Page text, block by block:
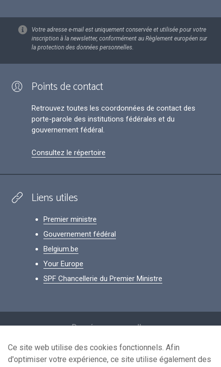
Votre adresse e-mail est uniquement conservée et utilisée pour votre
inscription à la newsletter, conformément au Règlement européen sur
la protection des données personnelles.
Points de contact
Retrouvez toutes les coordonnées de contact des
porte-parole des institutions fédérales et du
gouvernement fédéral.
Consultez le répertoire
Liens utiles
Premier ministre
Gouvernement fédéral
Belgium.be
Your Europe
SPF Chancellerie du Premier Ministre
Données personnelles
Conditions de réutilisation
Contactez-nous
Ce site web utilise des cookies fonctionnels. Afin
d'optimiser votre expérience, ce site utilise également des